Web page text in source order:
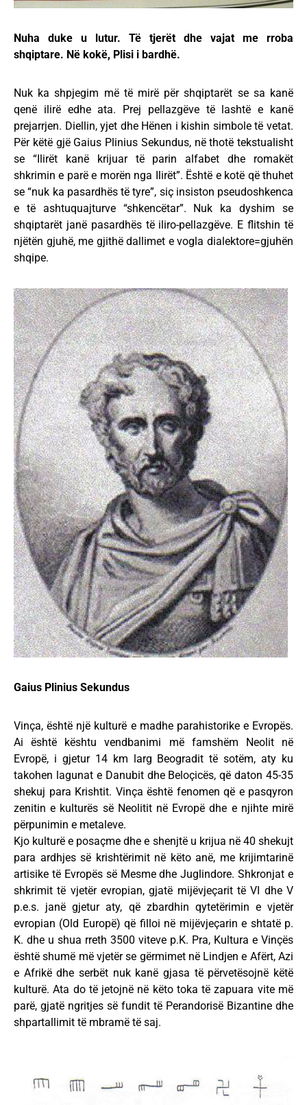
Nuha duke u lutur. Të tjerët dhe vajat me rroba
shqiptare. Në kokë, Plisi i bardhë.
Nuk ka shpjegim më të mirë për shqiptarët se sa kanë
qenë ilirë edhe ata. Prej pellazgëve të lashtë e kanë
prejarrjen. Diellin, yjet dhe Hënen i kishin simbole të vetat.
Për këtë gjë Gaius Plinius Sekundus, në thotë tekstualisht
se “Ilirët kanë krijuar të parin alfabet dhe romakët
shkrimin e parë e morën nga Ilirët”. Është e kotë që thuhet
se “nuk ka pasardhës të tyre”, siç insiston pseudoshkenca
e të ashtuquajturve “shkencëtar”. Nuk ka dyshim se
shqiptarët janë pasardhës të iliro-pellazgëve. E flitshin të
njëtën gjuhë, me gjithë dallimet e vogla dialektore=gjuhën
shqipe.
Gaius Plinius Sekundus
Vinça, është një kulturë e madhe parahistorike e Evropës.
Ai është kështu vendbanimi më famshëm Neolit në
Evropë, i gjetur 14 km larg Beogradit të sotëm, aty ku
takohen lagunat e Danubit dhe Beloçicës, që daton 45-35
shekuj para Krishtit. Vinça është fenomen që e pasqyron
zenitin e kulturës së Neolitit në Evropë dhe e njihte mirë
përpunimin e metaleve.
Kjo kulturë e posaçme dhe e shenjtë u krijua në 40 shekujt
para ardhjes së krishtërimit në këto anë, me krijimtarinë
artisike të Evropës së Mesme dhe Juglindore. Shkronjat e
shkrimit të vjetër evropian, gjatë mijëvjeçarit të VI dhe V
p.e.s. janë gjetur aty, që zbardhin qytetërimin e vjetër
evropian (Old Europë) që filloi në mijëvjeçarin e shtatë p.
K. dhe u shua rreth 3500 viteve p.K. Pra, Kultura e Vinçës
është shumë më vjetër se gërmimet në Lindjen e Afërt, Azi
e Afrikë dhe serbët nuk kanë gjasa të përvetësojnë këtë
kulturë. Ata do të jetojnë në këto toka të zapuara vite më
parë, gjatë ngritjes së fundit të Perandorisë Bizantine dhe
shpartallimit të mbramë të saj.